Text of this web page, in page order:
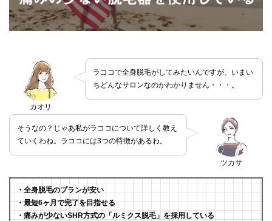
カオリ
ラココで全身脱毛がしてみたいんですが、いまい
ちどんなサロンなのかわかりません・・・。
ツカサ
そうなの？じゃあ私がラココについて詳しく教え
ていくわね。ラココには3つの特徴があるわ。
・全身脱毛のプランが安い
・最短6ヶ月で完了を目指せる
・痛みが少ないSHR方式の「ルミクス脱毛」を採用している